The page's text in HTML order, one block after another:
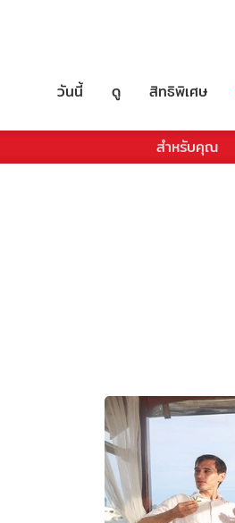
วันนี้ ดู สิทธิพิเศษ
สำหรับคุณ